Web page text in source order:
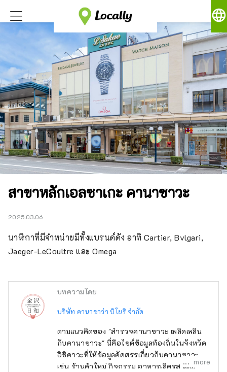
language
สาขาหลักเอลซาเกะ คานาซาวะ
2025.03.06
นาฬิกาที่มีจำหน่ายมีทั้งแบรนด์ดัง อาทิ Cartier, Bvlgari,
Jaeger-LeCoultre และ Omega
บทความโดย
บริษัท คานาซาว่า บิโยริ จำกัด
ตามแนวคิดของ "สำรวจคานาซาวะ เพลิดเพลิน
กับคานาซาวะ" นี่คือไซต์ข้อมูลท้องถิ่นในจังหวัด
อิชิคาวะที่ให้ข้อมูลคัดสรรเกี่ยวกับคานาซาวะ
เช่น ร้านค้าใหม่ กิจกรรม อาหารเลิศรส และmore